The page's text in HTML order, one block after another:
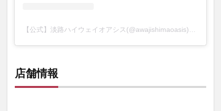
【公式】淡路ハイウェイオアシス(@awajishimaoasis)がシェアした投稿
店舗情報